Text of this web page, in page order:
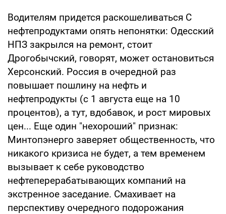
Водителям придется раскошеливаться С
нефтепродуктами опять непонятки: Одесский
НПЗ закрылся на ремонт, стоит
Дрогобычский, говорят, может остановиться
Херсонский. Россия в очередной раз
повышает пошлину на нефть и
нефтепродукты (с 1 августа еще на 10
процентов), а тут, вдобавок, и рост мировых
цен... Еще один "нехороший" признак:
Минтопэнерго заверяет общественность, что
никакого кризиса не будет, а тем временем
вызывает к себе руководство
нефтеперерабатывающих компаний на
экстренное заседание. Смахивает на
перспективу очередного подорожания